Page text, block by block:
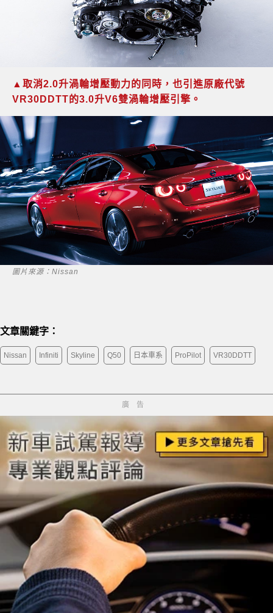
▲取消2.0升渦輪增壓動力的同時，也引進原廠代號
VR30DDTT的3.0升V6雙渦輪增壓引擎。
圖片來源：Nissan
文章關鍵字：
Nissan Infiniti Skyline Q50 日本車系 ProPilot VR30DDTT
廣告